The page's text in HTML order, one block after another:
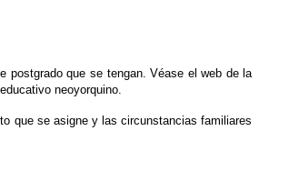
postgrado que se tengan. Véase el web de la
neoyorquino.
que se asigne y las circunstancias familiares